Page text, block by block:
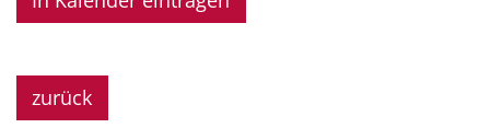
zurück